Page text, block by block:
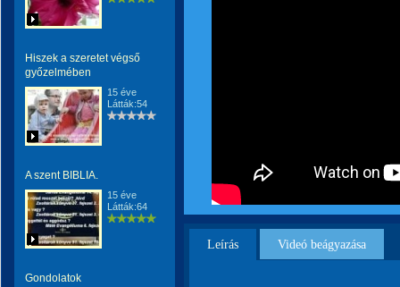
Hiszek a szeretet végső
győzelmében
15 éve
Látták:54
A szent BIBLIA.
15 éve
Látták:64
Gondolatok
Leírás Videó beágyazása